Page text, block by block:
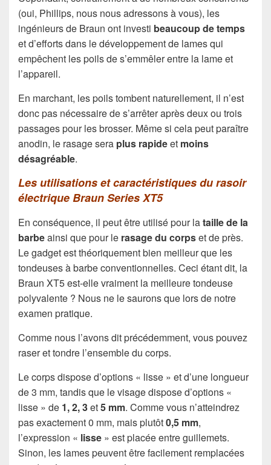
(oui, Phillips, nous nous adressons à vous), les
ingénieurs de Braun ont investi beaucoup de temps
et d’efforts dans le développement de lames qui
empêchent les poils de s’emmêler entre la lame et
l’appareil.
En marchant, les poils tombent naturellement, il n’est
donc pas nécessaire de s’arrêter après deux ou trois
passages pour les brosser. Même si cela peut paraître
anodin, le rasage sera plus rapideet moins
désagréable.
Les utilisations et caractéristiques du rasoir
électrique Braun Series XT5
En conséquence, il peut être utilisé pour lataille de la
barbeainsi que pour le rasage du corpset de près.
Le gadget est théoriquement bien meilleur que les
tondeuses à barbe conventionnelles. Ceci étant dit, la
Braun XT5 est-elle vraiment la meilleure tondeuse
polyvalente ? Nous ne le saurons que lors de notre
examen pratique.
Comme nous l’avons dit précédemment, vous pouvez
raser et tondre l’ensemble du corps.
Le corps dispose d’options « lisse » et d’une longueur
de 3 mm, tandis que le visage dispose d’options «
lisse » de 1, 2, 3et5 mm. Comme vous n’atteindrez
pas exactement 0 mm, mais plutôt0,5 mm,
l’expression « lisse » est placée entre guillemets.
Sinon, les lames peuvent être facilement remplacées